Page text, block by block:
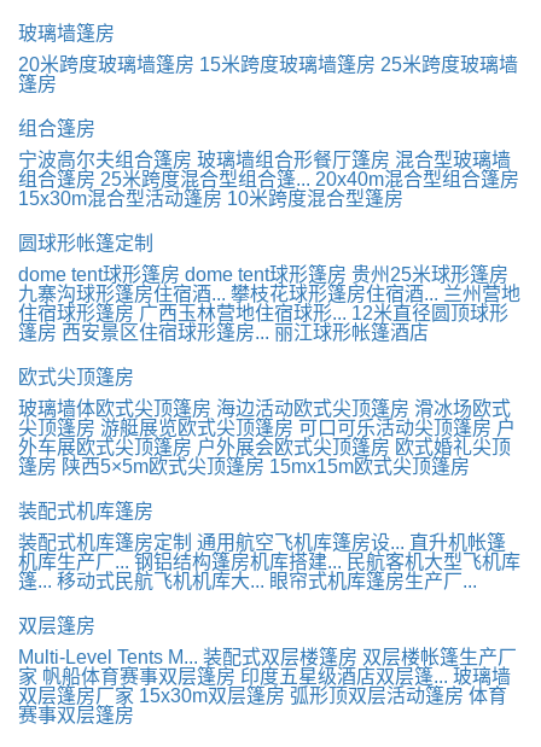
玻璃墙篷房
20米跨度玻璃墙篷房 15米跨度玻璃墙篷房 25米跨度玻璃墙
篷房
组合篷房
宁波高尔夫组合篷房 玻璃墙组合形餐厅篷房 混合型玻璃墙
组合篷房 25米跨度混合型组合篷... 20x40m混合型组合篷房
15x30m混合型活动篷房 10米跨度混合型篷房
圆球形帐篷定制
dome tent球形篷房 dome tent球形篷房 贵州25米球形篷房
九寨沟球形篷房住宿酒... 攀枝花球形篷房住宿酒... 兰州营地
住宿球形篷房 广西玉林营地住宿球形... 12米直径圆顶球形
篷房 西安景区住宿球形篷房... 丽江球形帐篷酒店
欧式尖顶篷房
玻璃墙体欧式尖顶篷房 海边活动欧式尖顶篷房 滑冰场欧式
尖顶篷房 游艇展览欧式尖顶篷房 可口可乐活动尖顶篷房 户
外车展欧式尖顶篷房 户外展会欧式尖顶篷房 欧式婚礼尖顶
篷房 陕西5×5m欧式尖顶篷房 15mx15m欧式尖顶篷房
装配式机库篷房
装配式机库篷房定制 通用航空飞机库篷房设... 直升机帐篷
机库生产厂... 钢铝结构篷房机库搭建... 民航客机大型飞机库
篷... 移动式民航飞机机库大... 眼帘式机库篷房生产厂...
双层篷房
Multi-Level Tents M... 装配式双层楼篷房 双层楼帐篷生产厂
家 帆船体育赛事双层篷房 印度五星级酒店双层篷... 玻璃墙
双层篷房厂家 15x30m双层篷房 弧形顶双层活动篷房 体育
赛事双层篷房